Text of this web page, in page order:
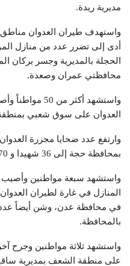
مديرية ريدة.
واستهدف طيران العدوان
أدى إلى تضرر عدد من منازل
الحجلة بالمديرية وجسر بركان
محافظتي عمران وصعدة.
واستشهد أكثر
العدوان على سوق شعبي
وارتفع عدد ضحايا مجزرة
بمحافظة حجة إلى 36 شهيدا و 70 جريحا.
واستشهد سبعة مواطنين
المنازل في غارة لطيران
في محافظة عدن، وشن أيضاً
بالمحافظة.
واستشهد ثلاثة مواطنين وجرح
على منطقة الشعف بمديرية